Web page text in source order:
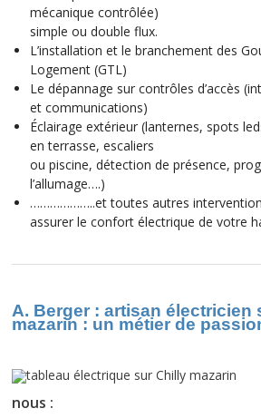
mécanique contrôlée)
simple ou double flux.
L’installation et le branchement des
Logement (GTL)
Le dépannage sur contrôles d’accès
et communications)
Éclairage extérieur (lanternes, spots
en terrasse, escaliers
ou piscine, détection de présence,
l’allumage….)
………………..et toutes autres
assurer le confort électrique de votre
A. Berger : artisan électricien
mazarin : un métier de
nous :